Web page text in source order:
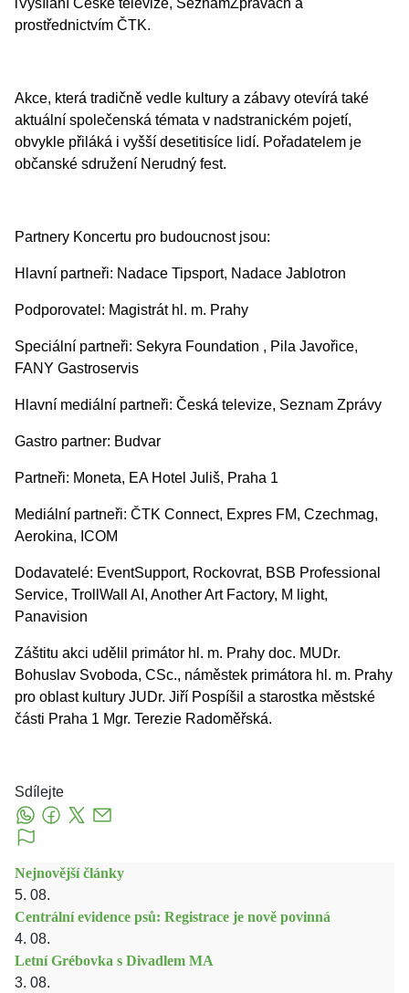
iVysílání České televize, SeznamZprávách a
prostřednictvím ČTK.
Akce, která tradičně vedle kultury a zábavy otevírá také
aktuální společenská témata v nadstranickém pojetí,
obvykle přiláká i vyšší desetitisíce lidí. Pořadatelem je
občanské sdružení Nerudný fest.
Partnery Koncertu pro budoucnost jsou:
Hlavní partneři: Nadace Tipsport, Nadace Jablotron
Podporovatel: Magistrát hl. m. Prahy
Speciální partneři: Sekyra Foundation , Pila Javořice,
FANY Gastroservis
Hlavní mediální partneři: Česká televize, Seznam Zprávy
Gastro partner: Budvar
Partneři: Moneta, EA Hotel Juliš, Praha 1
Mediální partneři: ČTK Connect, Expres FM, Czechmag,
Aerokina, ICOM
Dodavatelé: EventSupport, Rockovrat, BSB Professional
Service, TrollWall AI, Another Art Factory, M light,
Panavision
Záštitu akci udělil primátor hl. m. Prahy doc. MUDr.
Bohuslav Svoboda, CSc., náměstek primátora hl. m. Prahy
pro oblast kultury JUDr. Jiří Pospíšil a starostka městské
části Praha 1 Mgr. Terezie Radoměřská.
Sdílejte
Nejnovější články
5. 08.
Centrální evidence psů: Registrace je nově povinná
4. 08.
Letní Grébovka s Divadlem MA
3. 08.